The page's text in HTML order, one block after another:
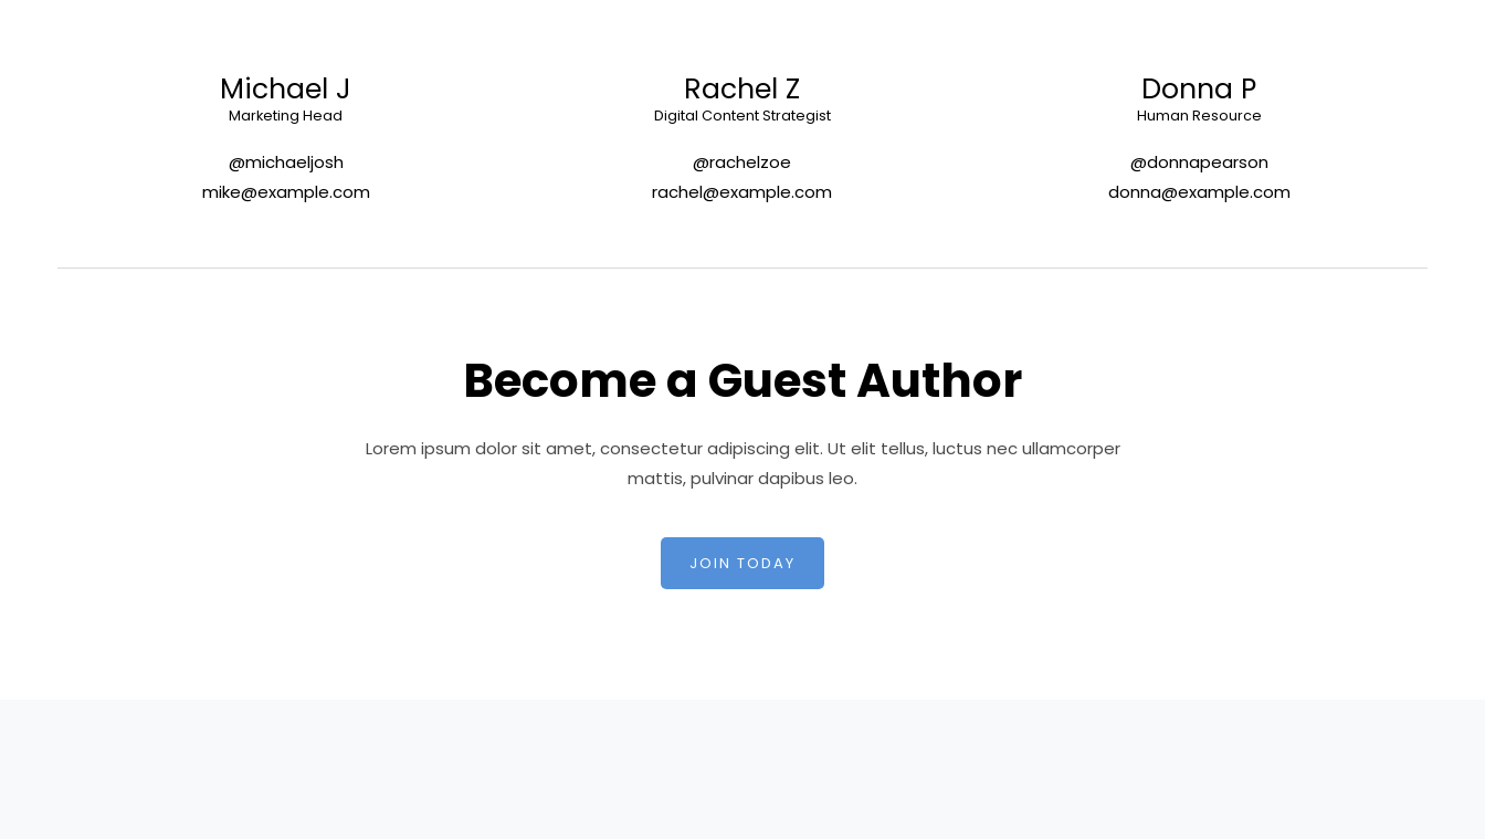
Michael J
Marketing Head
@michaeljosh
mike@example.com
Rachel Z
Digital Content Strategist
@rachelzoe
rachel@example.com
Donna P
Human Resource
@donnapearson
donna@example.com
Become a Guest Author
Lorem ipsum dolor sit amet, consectetur adipiscing elit. Ut elit tellus, luctus nec ullamcorper
mattis, pulvinar dapibus leo.
JOIN TODAY